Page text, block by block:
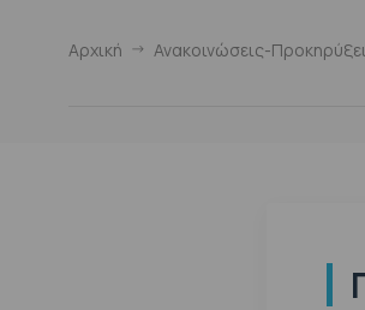
Αρχική Ανακοινώσεις-